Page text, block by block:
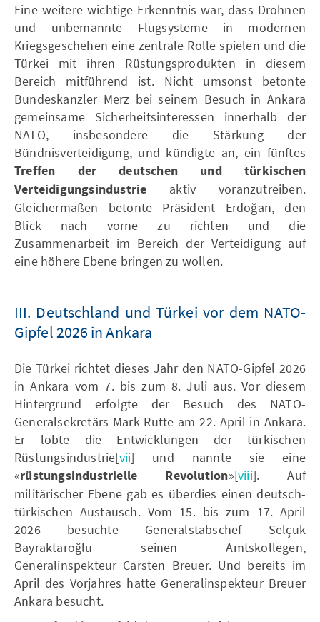
Eine weitere wichtige Erkenntnis war, dass Drohnen
und unbemannte Flugsysteme in modernen
Kriegsgeschehen eine zentrale Rolle spielen und die
Türkei mit ihren Rüstungsprodukten in diesem
Bereich mitführend ist. Nicht umsonst betonte
Bundeskanzler Merz bei seinem Besuch in Ankara
gemeinsame Sicherheitsinteressen innerhalb der
NATO, insbesondere die Stärkung der
Bündnisverteidigung, und kündigte an, ein fünftes
Treffen der deutschen und türkischen
Verteidigungsindustrie aktiv voranzutreiben.
Gleichermaßen betonte Präsident Erdoğan, den
Blick nach vorne zu richten und die
Zusammenarbeit im Bereich der Verteidigung auf
eine höhere Ebene bringen zu wollen.
III. Deutschland und Türkei vor dem NATO-
Gipfel 2026 in Ankara
Die Türkei richtet dieses Jahr den NATO-Gipfel 2026
in Ankara vom 7. bis zum 8. Juli aus. Vor diesem
Hintergrund erfolgte der Besuch des NATO-
Generalsekretärs Mark Rutte am 22. April in Ankara.
Er lobte die Entwicklungen der türkischen
Rüstungsindustrie[vii] und nannte sie eine
«rüstungsindustrielle Revolution»[viii]. Auf
militärischer Ebene gab es überdies einen deutsch-
türkischen Austausch. Vom 15. bis zum 17. April
2026 besuchte Generalstabschef Selçuk
Bayraktaroğlu seinen Amtskollegen,
Generalinspekteur Carsten Breuer. Und bereits im
April des Vorjahres hatte Generalinspekteur Breuer
Ankara besucht.